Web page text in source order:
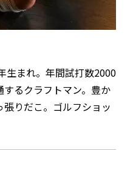
まれ。年間試打数2000
るクラフトマン。豊か
りだこ。ゴルフショッ